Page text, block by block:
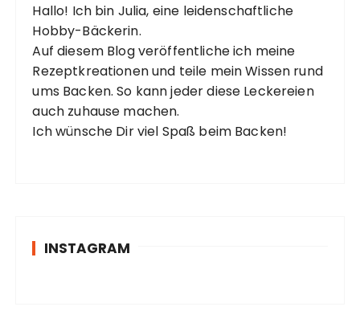
Hallo! Ich bin Julia, eine leidenschaftliche
Hobby-Bäckerin.
Auf diesem Blog veröffentliche ich meine
Rezeptkreationen und teile mein Wissen rund
ums Backen. So kann jeder diese Leckereien
auch zuhause machen.
Ich wünsche Dir viel Spaß beim Backen!
INSTAGRAM